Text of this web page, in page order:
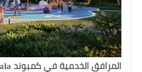
المرافق الخدمية في كمبوند Talala هليوبوليس الجديدة